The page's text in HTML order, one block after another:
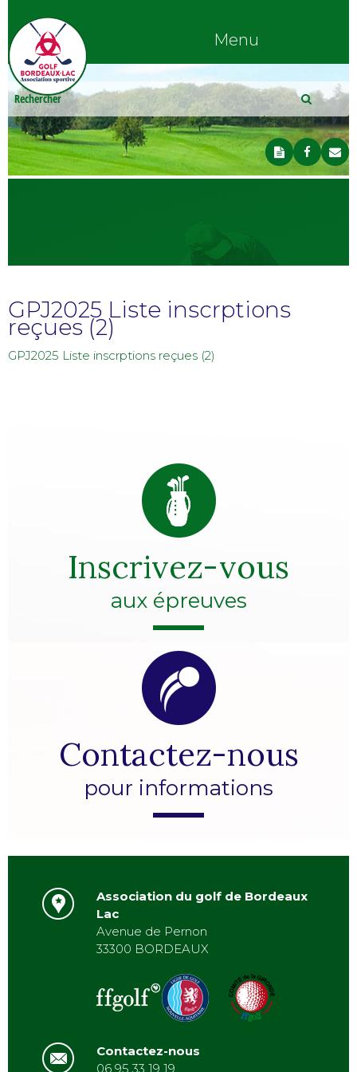
Menu
GPJ2025 Liste inscrptions
reçues (2)
GPJ2025 Liste inscrptions reçues (2)
Inscrivez-vous
aux épreuves
Contactez-nous
pour informations
Association du golf de Bordeaux
Lac
Avenue de Pernon
33300 BORDEAUX
Contactez-nous
06 95 33 19 19